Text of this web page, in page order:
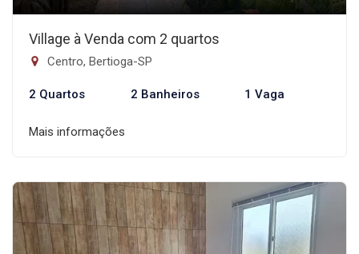
Village à Venda com 2 quartos
Centro, Bertioga-SP
2 Quartos 2 Banheiros 1 Vaga
Mais informações